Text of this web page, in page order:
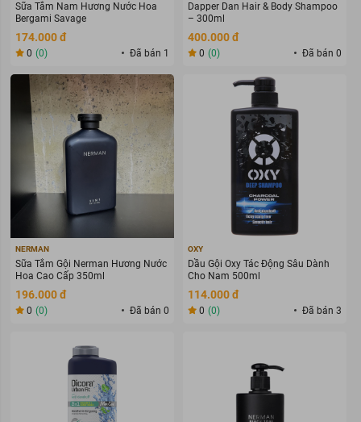
Sữa Tắm Nam Hương Nước Hoa
Bergami Savage
174.000 đ
0 (0) Đã bán 1
Dapper Dan Hair & Body Shampoo
– 300ml
400.000 đ
0 (0) Đã bán 0
NERMAN
Sữa Tắm Gội Nerman Hương Nước
Hoa Cao Cấp 350ml
196.000 đ
0 (0) Đã bán 0
OXY
Dầu Gội Oxy Tác Động Sâu Dành
Cho Nam 500ml
114.000 đ
0 (0) Đã bán 3